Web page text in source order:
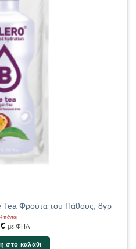
Φρούτα του Πάθους, 8γρ
πόντοι
€ με ΦΠΑ
στο καλάθι